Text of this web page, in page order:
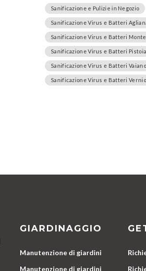
Sanificazione e Pulizie in Negozio
Sanificazione Virus e Batteri
Sanificazione Virus e Batteri
Sanificazione Virus e Batteri Pistoia
Sanificazione Virus e Batteri Vaiano
Sanificazione Virus e Batteri Vernio
GIARDINAGGIO
Manutenzione di giardini
Manutenzione di giardini